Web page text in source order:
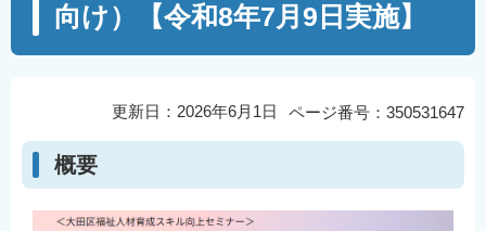
向け）【令和8年7月9日実施】
ページ番号：350531647
更新日：2026年6月1日
概要